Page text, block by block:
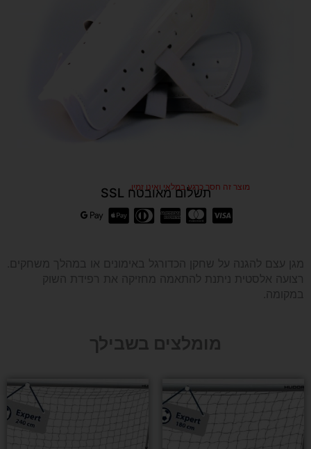
מוצר זה חסר כרגע במלאי ואינו זמין.
תשלום מאובטח SSL
מגן עצם להגנה על שחקן הכדורגל באימונים או במהלך משחקים.
רצועה אלסטית ניתנת להתאמה מחזיקה את רפידת השוק
במקומה.
מומלצים בשבילך